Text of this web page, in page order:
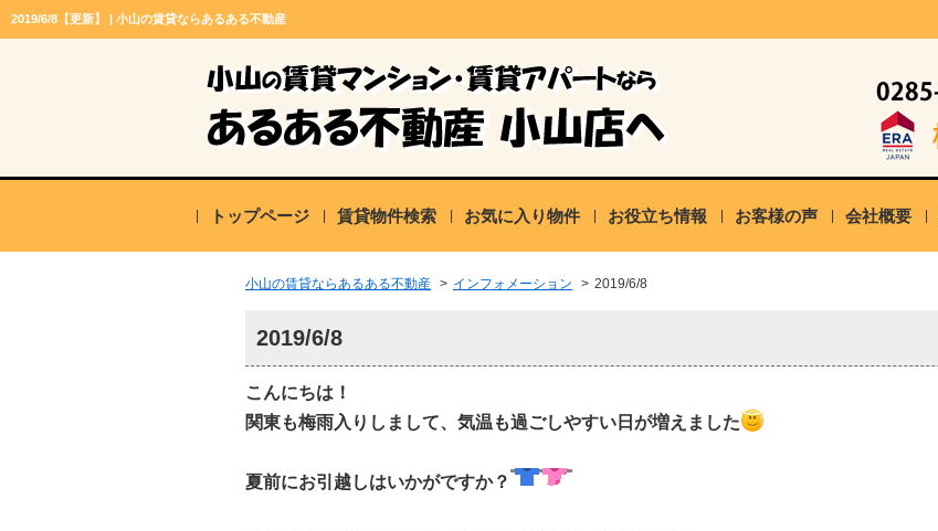
2019/6/8【更新】 | 小山の賃貸ならあるある不動産
トップページ 賃貸物件検索 お気に入り物件 お役立ち情報 お客様の声 会社概要
小山の賃貸ならあるある不動産 > インフォメーション > 2019/6/8
2019/6/8
こんにちは！
関東も梅雨入りしまして、気温も過ごしやすい日が増えました
夏前にお引越しはいかがですか？